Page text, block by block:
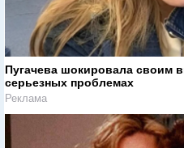
Пугачева шокировала своим
серьезных проблемах
Реклама